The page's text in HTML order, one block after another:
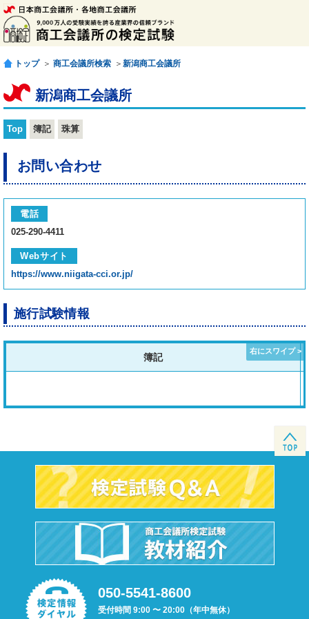
トップ ＞ 商工会議所検索 ＞ 新潟商工会議所
新潟商工会議所
Top 簿記 珠算
お問い合わせ
電話
025-290-4411
Webサイト
https://www.niigata-cci.or.jp/
施行試験情報
簿記
050-5541-8600
受付時間 9:00 〜 20:00（年中無休）